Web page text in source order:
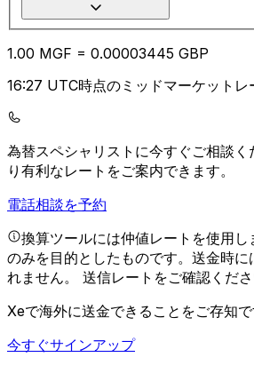
1.00 MGF = 0.00003445 GBP
16:27 UTC時点のミッドマーケットレ
為替スペシャリストに今すぐご相談く
り有利なレートをご案内できます。
電話相談を予約
換算ツールには仲値レートを使用
のみを目的としたものです。送金時に
れません。 送信レートをご確認くださ
Xeで海外に送金できることをご存知
今すぐサインアップ